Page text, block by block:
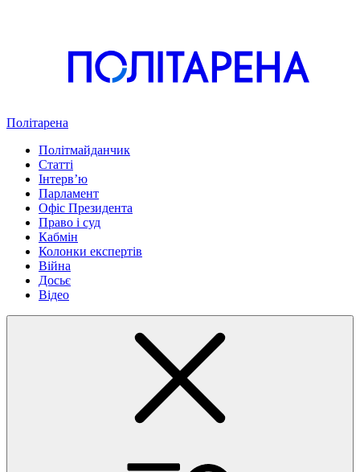
Політарена
Політмайданчик
Статті
Інтервʼю
Парламент
Офіс Президента
Право і суд
Кабмін
Колонки експертів
Війна
Досьє
Відео